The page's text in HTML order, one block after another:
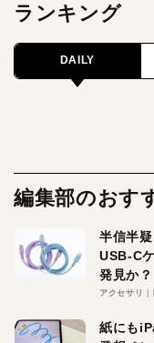
ランキング
DAILY
編集部のおす
半信半
USB-C
発見か？
アクセサリ
紙にも